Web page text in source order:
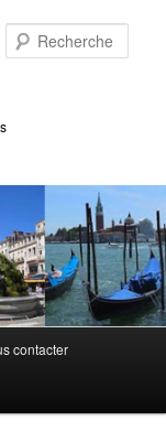
contacter